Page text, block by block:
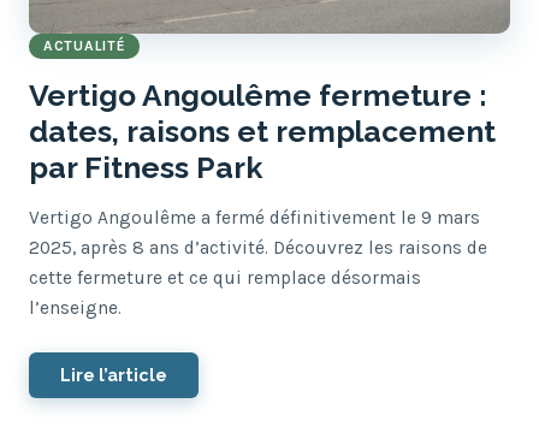
ACTUALITÉ
Vertigo Angoulême fermeture :
dates, raisons et remplacement
par Fitness Park
Vertigo Angoulême a fermé définitivement le 9 mars
2025, après 8 ans d’activité. Découvrez les raisons de
cette fermeture et ce qui remplace désormais
l’enseigne.
Lire l’article